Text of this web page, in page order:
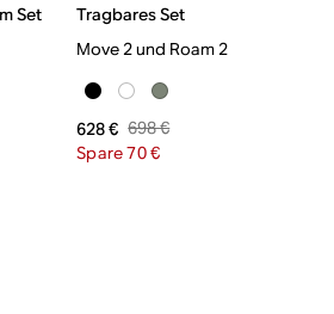
Set
Tragbares Set
Move 2 und Roam 2
628 € 698 €
Spare 70 €